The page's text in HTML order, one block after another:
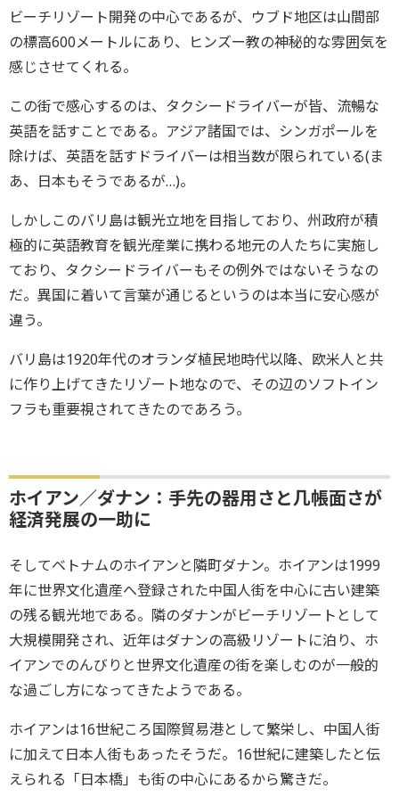
ビーチリゾート開発の中心であるが、ウブド地区は山間部
の標高600メートルにあり、ヒンズー教の神秘的な雰囲気を
感じさせてくれる。
この街で感心するのは、タクシードライバーが皆、流暢な
英語を話すことである。アジア諸国では、シンガポールを
除けば、英語を話すドライバーは相当数が限られている(ま
あ、日本もそうであるが…)。
しかしこのバリ島は観光立地を目指しており、州政府が積
極的に英語教育を観光産業に携わる地元の人たちに実施し
ており、タクシードライバーもその例外ではないそうなの
だ。異国に着いて言葉が通じるというのは本当に安心感が
違う。
バリ島は1920年代のオランダ植民地時代以降、欧米人と共
に作り上げてきたリゾート地なので、その辺のソフトイン
フラも重要視されてきたのであろう。
ホイアン／ダナン：手先の器用さと几帳面さが
経済発展の一助に
そしてベトナムのホイアンと隣町ダナン。ホイアンは1999
年に世界文化遺産へ登録された中国人街を中心に古い建築
の残る観光地である。隣のダナンがビーチリゾートとして
大規模開発され、近年はダナンの高級リゾートに泊り、ホ
イアンでのんびりと世界文化遺産の街を楽しむのが一般的
な過ごし方になってきたようである。
ホイアンは16世紀ころ国際貿易港として繁栄し、中国人街
に加えて日本人街もあったそうだ。16世紀に建築したと伝
えられる「日本橋」も街の中心にあるから驚きだ。